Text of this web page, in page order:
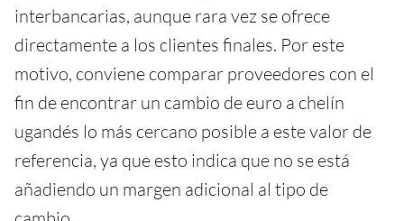
interbancarias, aunque rara vez se ofrece
directamente a los clientes finales. Por este
motivo, conviene comparar proveedores con el
fin de encontrar un cambio de euro a chelín
ugandés lo más cercano posible a este valor de
referencia, ya que esto indica que no se está
añadiendo un margen adicional al tipo de